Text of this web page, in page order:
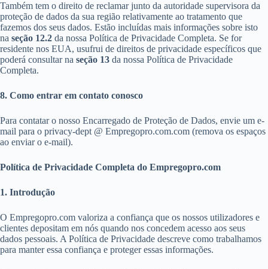
Também tem o direito de reclamar junto da autoridade supervisora da
proteção de dados da sua região relativamente ao tratamento que
fazemos dos seus dados. Estão incluídas mais informações sobre isto
na seção 12.2 da nossa Política de Privacidade Completa. Se for
residente nos EUA, usufrui de direitos de privacidade específicos que
poderá consultar na seção 13 da nossa Política de Privacidade
Completa.
8. Como entrar em contato conosco
Para contatar o nosso Encarregado de Proteção de Dados, envie um e-
mail para o privacy-dept @ Empregopro.com.com (remova os espaços
ao enviar o e-mail).
Política de Privacidade Completa do Empregopro.com
1. Introdução
O Empregopro.com valoriza a confiança que os nossos utilizadores e
clientes depositam em nós quando nos concedem acesso aos seus
dados pessoais. A Política de Privacidade descreve como trabalhamos
para manter essa confiança e proteger essas informações.